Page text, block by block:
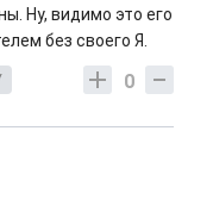
Ну, видимо это его
без своего Я.
0